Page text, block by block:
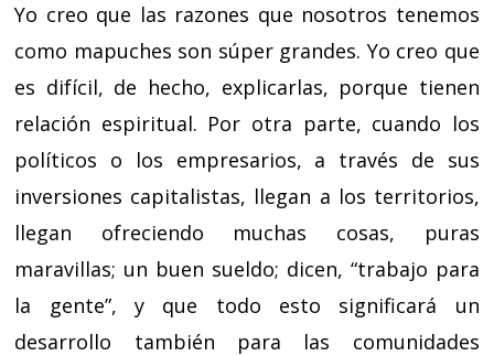
Yo creo que las razones que nosotros tenemos
como mapuches son súper grandes. Yo creo que
es difícil, de hecho, explicarlas, porque tienen
relación espiritual. Por otra parte, cuando los
políticos o los empresarios, a través de sus
inversiones capitalistas, llegan a los territorios,
llegan ofreciendo muchas cosas, puras
maravillas; un buen sueldo; dicen, “trabajo para
la gente”, y que todo esto significará un
desarrollo también para las comunidades